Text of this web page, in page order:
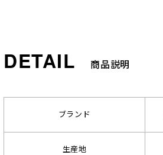
商品説明
ブランド
生産地